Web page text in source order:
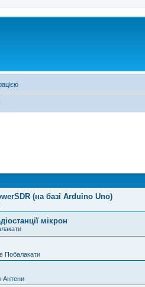
(на базі Arduino Uno)
мікрон
Побалакати
Антени